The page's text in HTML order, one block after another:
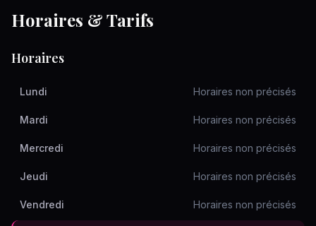
Horaires & Tarifs
Horaires
Lundi Horaires non précisés
Mardi Horaires non précisés
Mercredi Horaires non précisés
Jeudi Horaires non précisés
Vendredi Horaires non précisés